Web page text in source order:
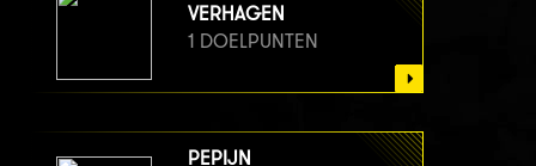
VERHAGEN
1 DOELPUNTEN
PEPIJN